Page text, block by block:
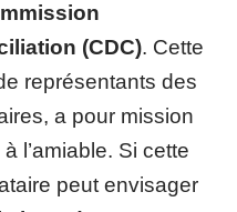
(CDC). Cette
représentants des
a pour mission
l’amiable. Si cette
peut envisager